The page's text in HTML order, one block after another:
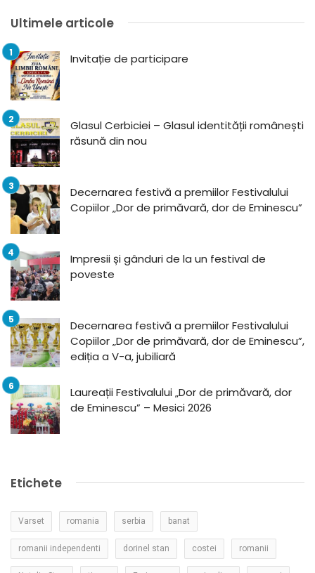
Ultimele articole
Invitație de participare
Glasul Cerbiciei – Glasul identității românești
răsună din nou
Decernarea festivă a premiilor Festivalului
Copiilor „Dor de primăvară, dor de Eminescu”
Impresii și gânduri de la un festival de
poveste
Decernarea festivă a premiilor Festivalului
Copiilor „Dor de primăvară, dor de Eminescu”,
ediția a V-a, jubiliară
Laureații Festivalului „Dor de primăvară, dor
de Eminescu” – Mesici 2026
Etichete
Varset romania serbia banat
romanii independenti dorinel stan costei romanii